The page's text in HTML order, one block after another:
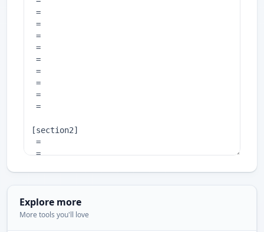
Explore more
More tools you'll love